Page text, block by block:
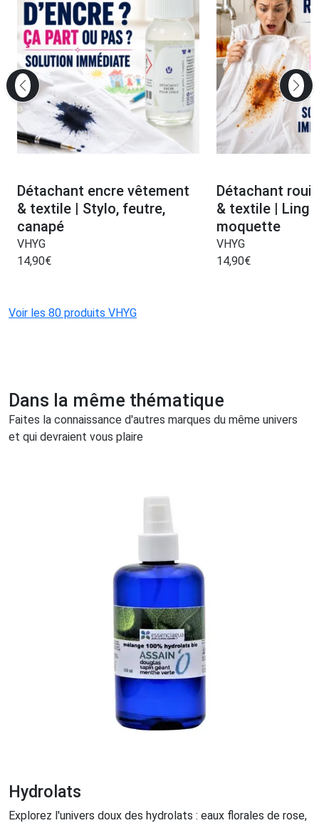
Détachant encre vêtement
& textile | Stylo, feutre,
canapé
VHYG
14,90€
Détachant
& textile |
moquette
VHYG
14,90€
Voir les 80 produits VHYG
Dans la même thématique
Faites la connaissance d'autres marques du même univers
et qui devraient vous plaire
Hydrolats
Explorez l'univers doux des hydrolats : eaux florales de rose,